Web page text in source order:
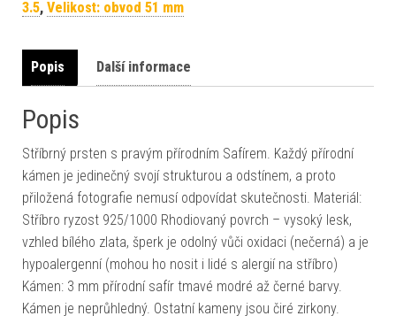
3.5, Velikost: obvod 51 mm
Popis Další informace
Popis
Stříbrný prsten s pravým přírodním Safírem. Každý přírodní
kámen je jedinečný svojí strukturou a odstínem, a proto
přiložená fotografie nemusí odpovídat skutečnosti. Materiál:
Stříbro ryzost 925/1000 Rhodiovaný povrch – vysoký lesk,
vzhled bílého zlata, šperk je odolný vůči oxidaci (nečerná) a je
hypoalergenní (mohou ho nosit i lidé s alergií na stříbro)
Kámen: 3 mm přírodní safír tmavé modré až černé barvy.
Kámen je neprůhledný. Ostatní kameny jsou čiré zirkony.